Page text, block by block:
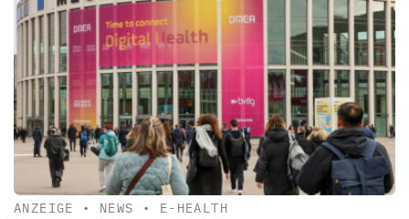
ANZEIGE • NEWS • E-HEALTH